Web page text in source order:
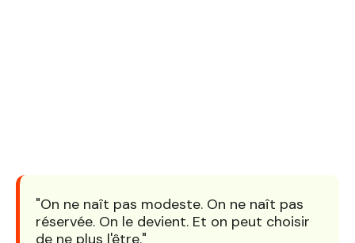
"On ne naît pas modeste. On ne naît pas
réservée. On le devient. Et on peut choisir